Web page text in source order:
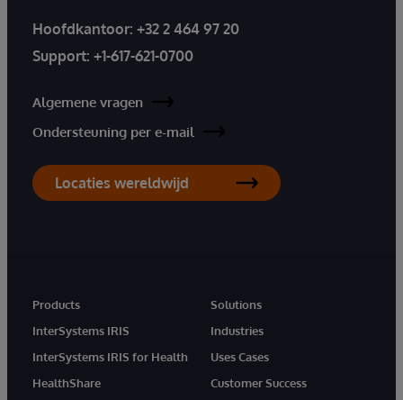
Hoofdkantoor: +32 2 464 97 20
Support: +1-617-621-0700
Algemene vragen
Ondersteuning per e-mail
Locaties wereldwijd
Products
InterSystems IRIS
InterSystems IRIS for Health
HealthShare
Solutions
Industries
Uses Cases
Customer Success